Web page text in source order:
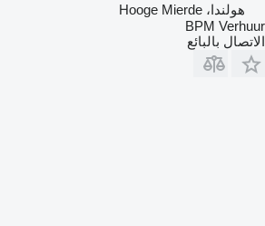
هولندا، Hooge Mierde
BPM Verhuur
الاتصال بالبائع